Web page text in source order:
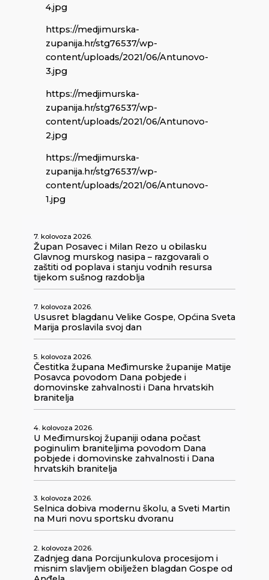
4.jpg
https://medjimurska-
zupanija.hr/stg76537/wp-
content/uploads/2021/06/Antunovo-
3.jpg
https://medjimurska-
zupanija.hr/stg76537/wp-
content/uploads/2021/06/Antunovo-
2.jpg
https://medjimurska-
zupanija.hr/stg76537/wp-
content/uploads/2021/06/Antunovo-
1.jpg
7. kolovoza 2026.
Župan Posavec i Milan Rezo u obilasku
Glavnog murskog nasipa – razgovarali o
zaštiti od poplava i stanju vodnih resursa
tijekom sušnog razdoblja
7. kolovoza 2026.
Ususret blagdanu Velike Gospe, Općina Sveta
Marija proslavila svoj dan
5. kolovoza 2026.
Čestitka župana Međimurske županije Matije
Posavca povodom Dana pobjede i
domovinske zahvalnosti i Dana hrvatskih
branitelja
4. kolovoza 2026.
U Međimurskoj županiji odana počast
poginulim braniteljima povodom Dana
pobjede i domovinske zahvalnosti i Dana
hrvatskih branitelja
3. kolovoza 2026.
Selnica dobiva modernu školu, a Sveti Martin
na Muri novu sportsku dvoranu
2. kolovoza 2026.
Zadnjeg dana Porcijunkulova procesijom i
misnim slavljem obilježen blagdan Gospe od